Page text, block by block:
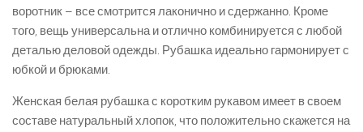
воротник – все смотрится лаконично и сдержанно. Кроме
того, вещь универсальна и отлично комбинируется с любой
деталью деловой одежды. Рубашка идеально гармонирует с
юбкой и брюками.
Женская белая рубашка с коротким рукавом имеет в своем
составе натуральный хлопок, что положительно скажется на